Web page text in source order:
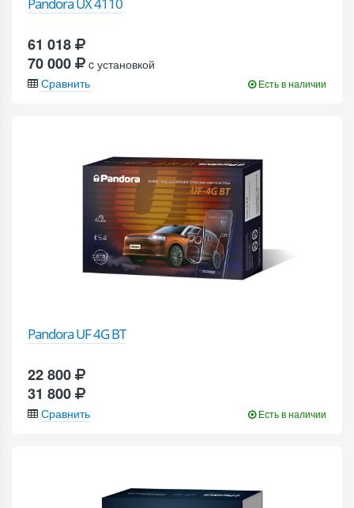
61 018
70 000
c установкой
Сравнить
Есть в наличии
Pandora UF 4G BT
22 800
31 800
Сравнить Есть в наличии